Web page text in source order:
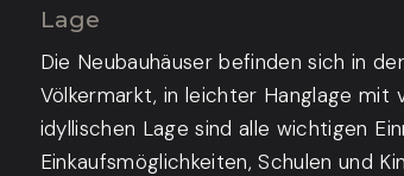
Lage
Die Neubauhäuser befinden sich in
Völkermarkt, in leichter Hanglage mit
idyllischen Lage sind alle wichtigen
Einkaufsmöglichkeiten, Schulen und